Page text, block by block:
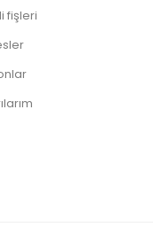
fişleri